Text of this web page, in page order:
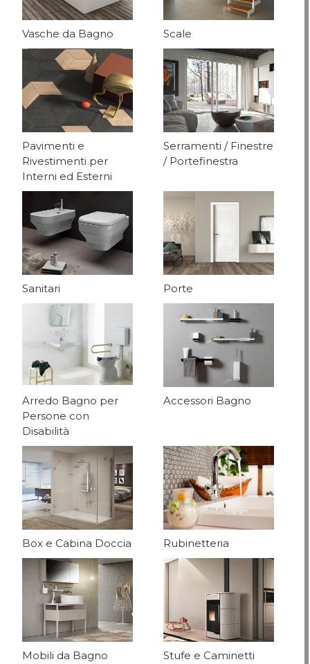
Vasche da Bagno Scale
Pavimenti e
Rivestimenti per
Interni ed Esterni
Serramenti / Finestre
/ Portefinestra
Sanitari Porte
Arredo Bagno per
Persone con
Disabilità
Accessori Bagno
Box e Cabina Doccia Rubinetteria
Mobili da Bagno Stufe e Caminetti